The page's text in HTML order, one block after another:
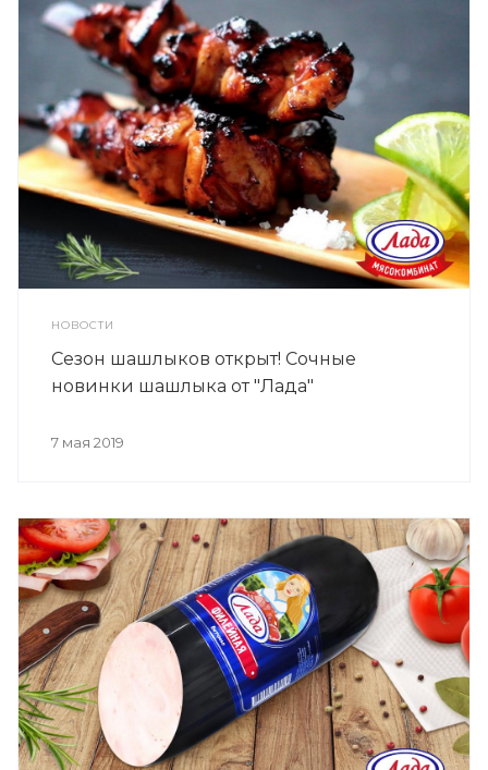
НОВОСТИ
Сезон шашлыков открыт! Сочные
новинки шашлыка от "Лада"
7 мая 2019